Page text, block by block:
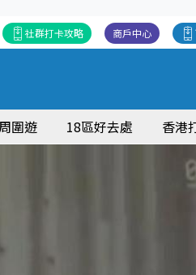
商戶中心
社群打卡攻略
圍遊 18區好去處 香港